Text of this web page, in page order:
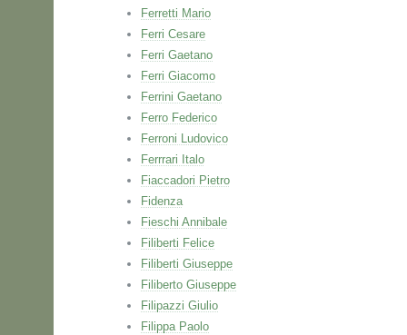
Ferretti Mario
Ferri Cesare
Ferri Gaetano
Ferri Giacomo
Ferrini Gaetano
Ferro Federico
Ferroni Ludovico
Ferrrari Italo
Fiaccadori Pietro
Fidenza
Fieschi Annibale
Filiberti Felice
Filiberti Giuseppe
Filiberto Giuseppe
Filipazzi Giulio
Filippa Paolo